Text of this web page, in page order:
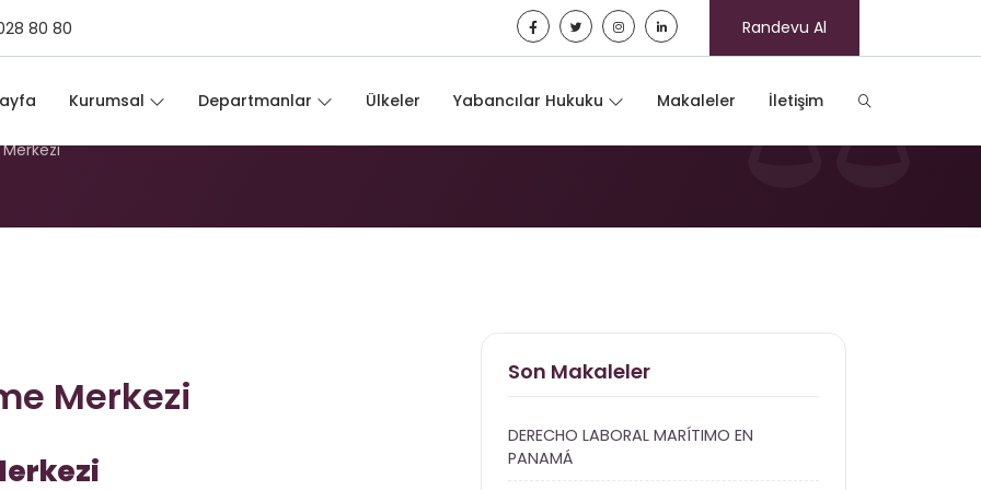
80 80 Randevu Al
Kurumsal Departmanlar Ülkeler Yabancılar Hukuku Makaleler İletişim
Merkezi
Merkezi
Son Makaleler
DERECHO LABORAL MARÍTIMO EN
PANAMÁ